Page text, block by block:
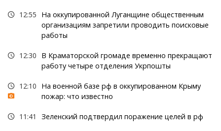
12:55
На оккупированной Луганщине общественным
организациям запретили проводить поисковые
работы
12:30
В Краматорской громаде временно прекращают
работу четыре отделения Укрпошты
12:10
На военной базе рф в оккупированном Крыму
пожар: что известно
11:41 Зеленский подтвердил поражение целей в рф